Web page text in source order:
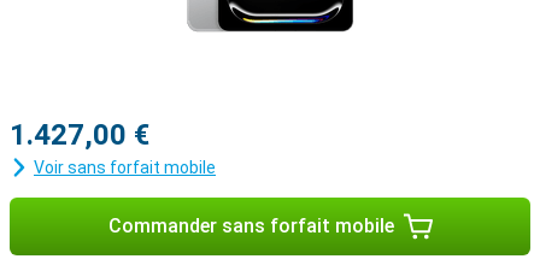
1.427,00 €
Voir sans forfait mobile
Commander sans forfait mobile